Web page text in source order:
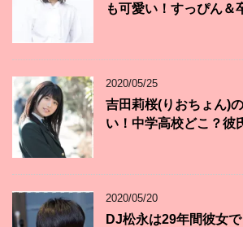
も可愛い！すっぴん＆
2020/05/25
吉田莉桜(りおちょん)
い！中学高校どこ？彼
2020/05/20
DJ松永は29年間彼女